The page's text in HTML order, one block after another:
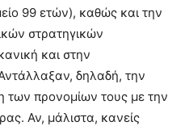
99 ετών), καθώς και την
στρατηγικών
και στην
δηλαδή, την
των προνομίων τους με την
Αν, μάλιστα, κανείς